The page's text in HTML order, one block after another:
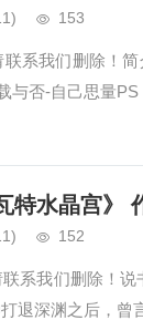
153
系我们删除！
与否-自己思量
特水晶宫》
152
系我们删除！
退深渊之后，